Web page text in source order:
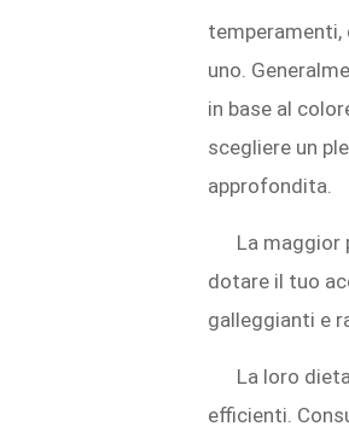
temperamenti,
uno.
in base al
scegliere un
approfondita.
La maggior
dotare il tuo
galleggianti e
La loro
efficienti.